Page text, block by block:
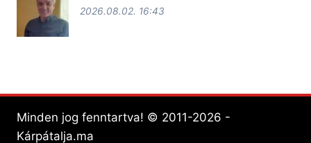
2026.08.02. 16:43
Minden jog fenntartva! © 2011-2026 -
Kárpátalja.ma